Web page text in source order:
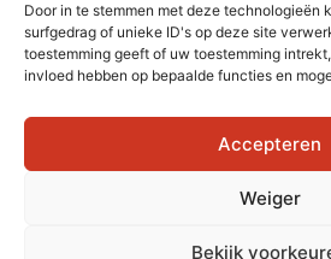
Door in te stemmen met deze technologieën
surfgedrag of unieke ID's op deze site
toestemming geeft of uw toestemming
invloed hebben op bepaalde functies en
Accepteren
Weiger
Bekijk